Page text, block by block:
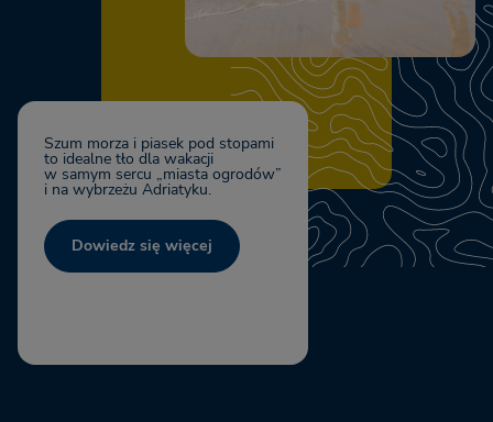
Szum morza i piasek pod stopami
to idealne tło dla wakacji
w samym sercu „miasta ogrodów”
i na wybrzeżu Adriatyku.
Dowiedz się więcej